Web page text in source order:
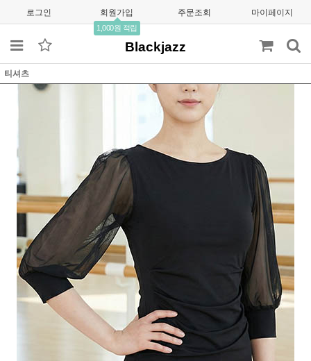
로그인 회원가입
1,000원 적립
주문조회 마이페이지
Blackjazz
티셔츠